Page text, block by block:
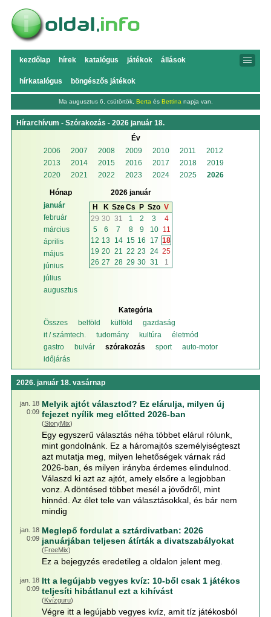
kezdőlap hírek katalógus játékok állások
hírkatalógus böngészős játékok
Ma augusztus 6, csütörtök, Berta és Bettina napja van.
Hírarchívum - Szórakozás - 2026 január 18.
Év
2006
2007 2008 2009 2010 2011
2012
2013
2014 2015 2016 2017 2018
2019
2020
2021 2022 2023 2024 2025 2026
Hónap
január
február
március
április
május
június
július
augusztus
2026 január
H
K SzeCs P Szo V
29 30 31 1 2 3
4
5
6 7 8 9 10
11
12 13 14 15 16 17 18
19 20 21 22 23 24 25
26 27 28 29 30 31 1
Kategória
Összes
belföld külföld
gazdaság
it / számtech.
tudomány kultúra
életmód
gastro
bulvár szórakozás sport
auto-motor
időjárás
2026. január 18. vasárnap
jan. 18
0:09
Melyik ajtót választod? Ez elárulja, milyen új
fejezet nyílik meg előtted 2026-ban
(StoryMix)
Egy egyszerű választás néha többet elárul rólunk,
mint gondolnánk. Ez a háromajtós személyiségteszt
azt mutatja meg, milyen lehetőségek várnak rád
2026-ban, és milyen irányba érdemes elindulnod.
Válaszd ki azt az ajtót, amely elsőre a legjobban
vonz. A döntésed többet mesél a jövődről, mint
hinnéd. Az élet tele van választásokkal, és bár nem
mindig
jan. 18
0:09
Meglepő fordulat a sztárdivatban: 2026
januárjában teljesen átírták a divatszabályokat
(FreeMix)
Ez a bejegyzés eredetileg a oldalon jelent meg.
jan. 18
0:09
Itt a legújabb vegyes kvíz: 10-ből csak 1 játékos
teljesíti hibátlanul ezt a kihívást
(Kvízguru)
Végre itt a legújabb vegyes kvíz, amit tíz játékosból